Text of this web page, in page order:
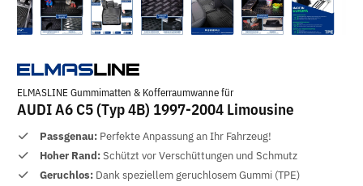
ELMASLINE Gummimatten & Kofferraumwanne für
AUDI A6 C5 (Typ 4B) 1997-2004 Limousine
Passgenau: Perfekte Anpassung an Ihr Fahrzeug!
Hoher Rand:Schützt vor Verschüttungen und Schmutz
Geruchlos: Dank speziellem geruchlosem Gummi (TPE)